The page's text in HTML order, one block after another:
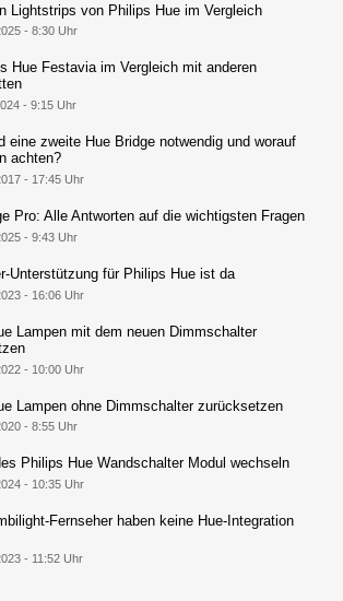
Lightstrips von Philips Hue im Vergleich
- 8:30 Uhr
Hue Festavia im Vergleich mit anderen
- 9:15 Uhr
eine zweite Hue Bridge notwendig und worauf
achten?
- 17:45 Uhr
Pro: Alle Antworten auf die wichtigsten Fragen
- 9:43 Uhr
Unterstützung für Philips Hue ist da
- 16:06 Uhr
Lampen mit dem neuen Dimmschalter
- 10:00 Uhr
Lampen ohne Dimmschalter zurücksetzen
- 8:55 Uhr
Philips Hue Wandschalter Modul wechseln
- 10:35 Uhr
Fernseher haben keine Hue-Integration
- 11:52 Uhr